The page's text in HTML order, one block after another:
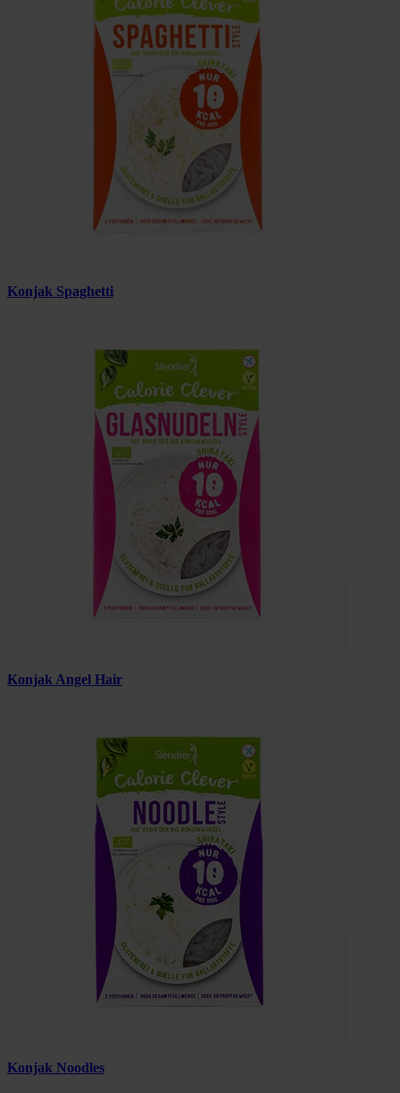
Konjak Spaghetti
Konjak Angel Hair
Konjak Noodles